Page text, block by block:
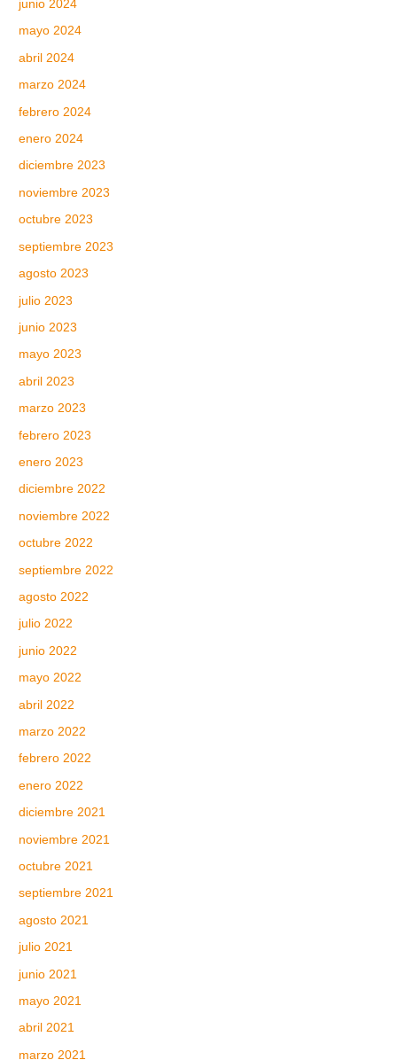
junio 2024
mayo 2024
abril 2024
marzo 2024
febrero 2024
enero 2024
diciembre 2023
noviembre 2023
octubre 2023
septiembre 2023
agosto 2023
julio 2023
junio 2023
mayo 2023
abril 2023
marzo 2023
febrero 2023
enero 2023
diciembre 2022
noviembre 2022
octubre 2022
septiembre 2022
agosto 2022
julio 2022
junio 2022
mayo 2022
abril 2022
marzo 2022
febrero 2022
enero 2022
diciembre 2021
noviembre 2021
octubre 2021
septiembre 2021
agosto 2021
julio 2021
junio 2021
mayo 2021
abril 2021
marzo 2021